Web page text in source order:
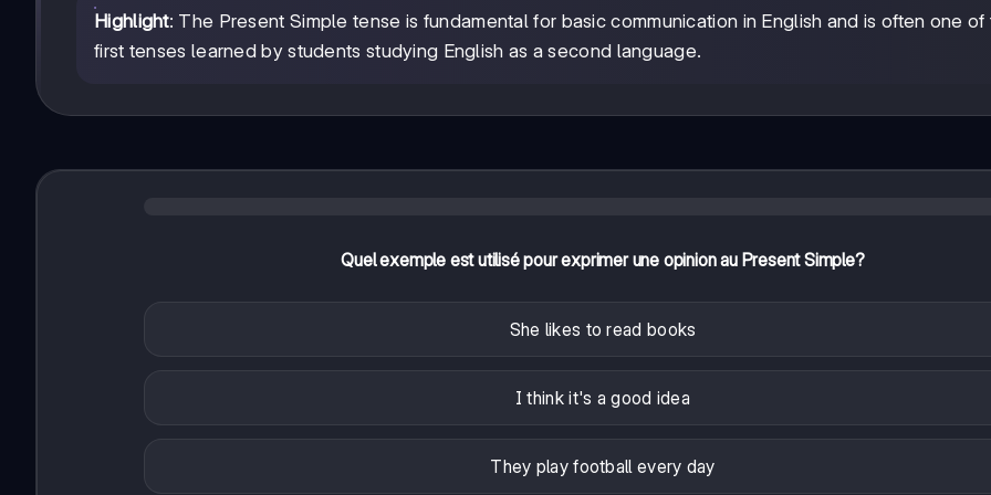
Highlight: The Present Simple tense is fundamental for basic communication in English and is often one of
first tenses learned by students studying English as a second language.
Quel exemple est utilisé pour exprimer une opinion au Present Simple?
She likes to read books
I think it's a good idea
They play football every day